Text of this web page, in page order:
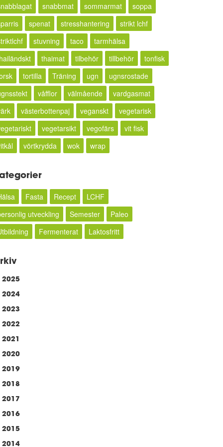
snabbmat sommarmat
soppa
spenat stresshantering
strikt lchf
stuvning taco
tarmhälsa
thaimat tilbehör tillbehör
tonfisk
tortilla Träning ugn
ugnsrostade
våfflor välmående
vardgasmat
västerbottenpaj veganskt
vegetarisk
vegetarsikt vegofärs
vit fisk
vörtkrydda wok wrap
Fasta Recept
LCHF
utveckling
Semester
Paleo
Fermenterat Laktosfritt
2025
2024
2023
2022
2021
2020
2019
2018
2017
2016
2015
2014